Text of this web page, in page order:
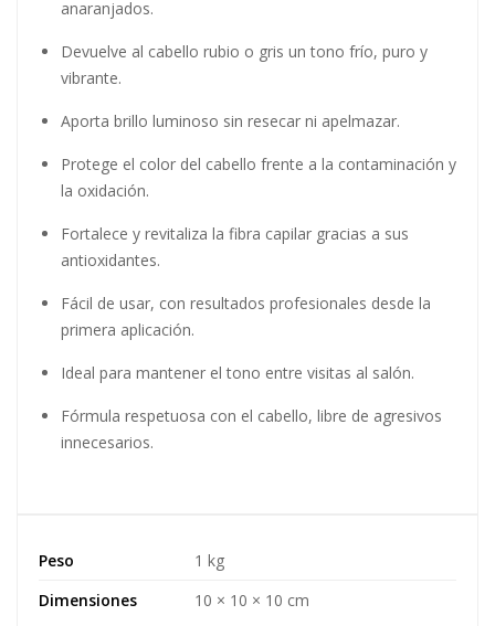
anaranjados.
Devuelve al cabello rubio o gris un tono frío, puro y
vibrante.
Aporta brillo luminoso sin resecar ni apelmazar.
Protege el color del cabello frente a la contaminación y
la oxidación.
Fortalece y revitaliza la fibra capilar gracias a sus
antioxidantes.
Fácil de usar, con resultados profesionales desde la
primera aplicación.
Ideal para mantener el tono entre visitas al salón.
Fórmula respetuosa con el cabello, libre de agresivos
innecesarios.
Peso
1 kg
Dimensiones
10 × 10 × 10 cm